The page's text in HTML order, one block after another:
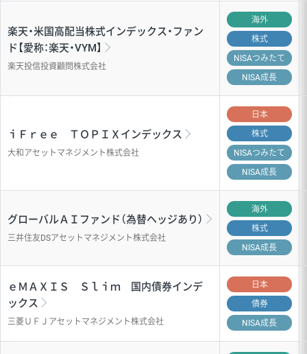
楽天・米国高配当株式インデックス・ファン
ド【愛称：楽天・VYM】
楽天投信投資顧問株式会社
海外
株式
NISAつみたて
NISA成長
ｉＦｒｅｅ ＴＯＰＩＸインデックス
大和アセットマネジメント株式会社
日本
株式
NISAつみたて
NISA成長
グローバルＡＩファンド（為替ヘッジあり）
三井住友DSアセットマネジメント株式会社
海外
株式
NISA成長
ｅＭＡＸＩＳ Ｓｌｉｍ 国内債券インデ
ックス
三菱ＵＦＪアセットマネジメント株式会社
日本
債券
NISA成長